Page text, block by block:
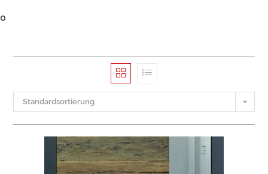
0
Standardsortierung